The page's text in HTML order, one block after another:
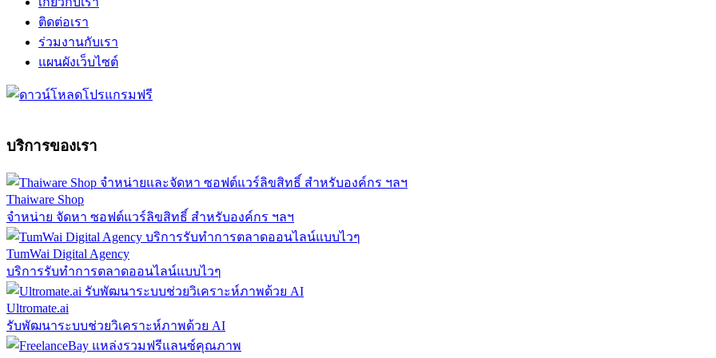
ติดต่อเรา
ร่วมงานกับเรา
แผนผังเว็บไซต์
บริการของเรา
Thaiware Shop
จำหน่าย จัดหา ซอฟต์แวร์ลิขสิทธิ์ สำหรับองค์กร ฯลฯ
TumWai Digital Agency
บริการรับทำการตลาดออนไลน์แบบไวๆ
Ultromate.ai
รับพัฒนาระบบช่วยวิเคราะห์ภาพด้วย AI